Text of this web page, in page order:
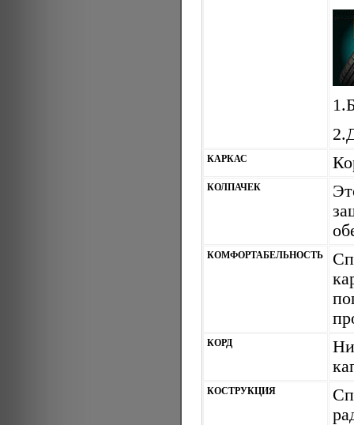
КАРКАС
КОЛПАЧЕК
КОМФОРТАБЕЛЬНОСТЬ
КОРД
КОСТРУКЦИЯ